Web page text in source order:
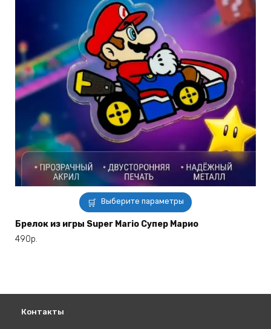
Выберите параметры
Этот
товар
имеет
Брелок из игры Super Mario Супер Марио
490р.
Контакты